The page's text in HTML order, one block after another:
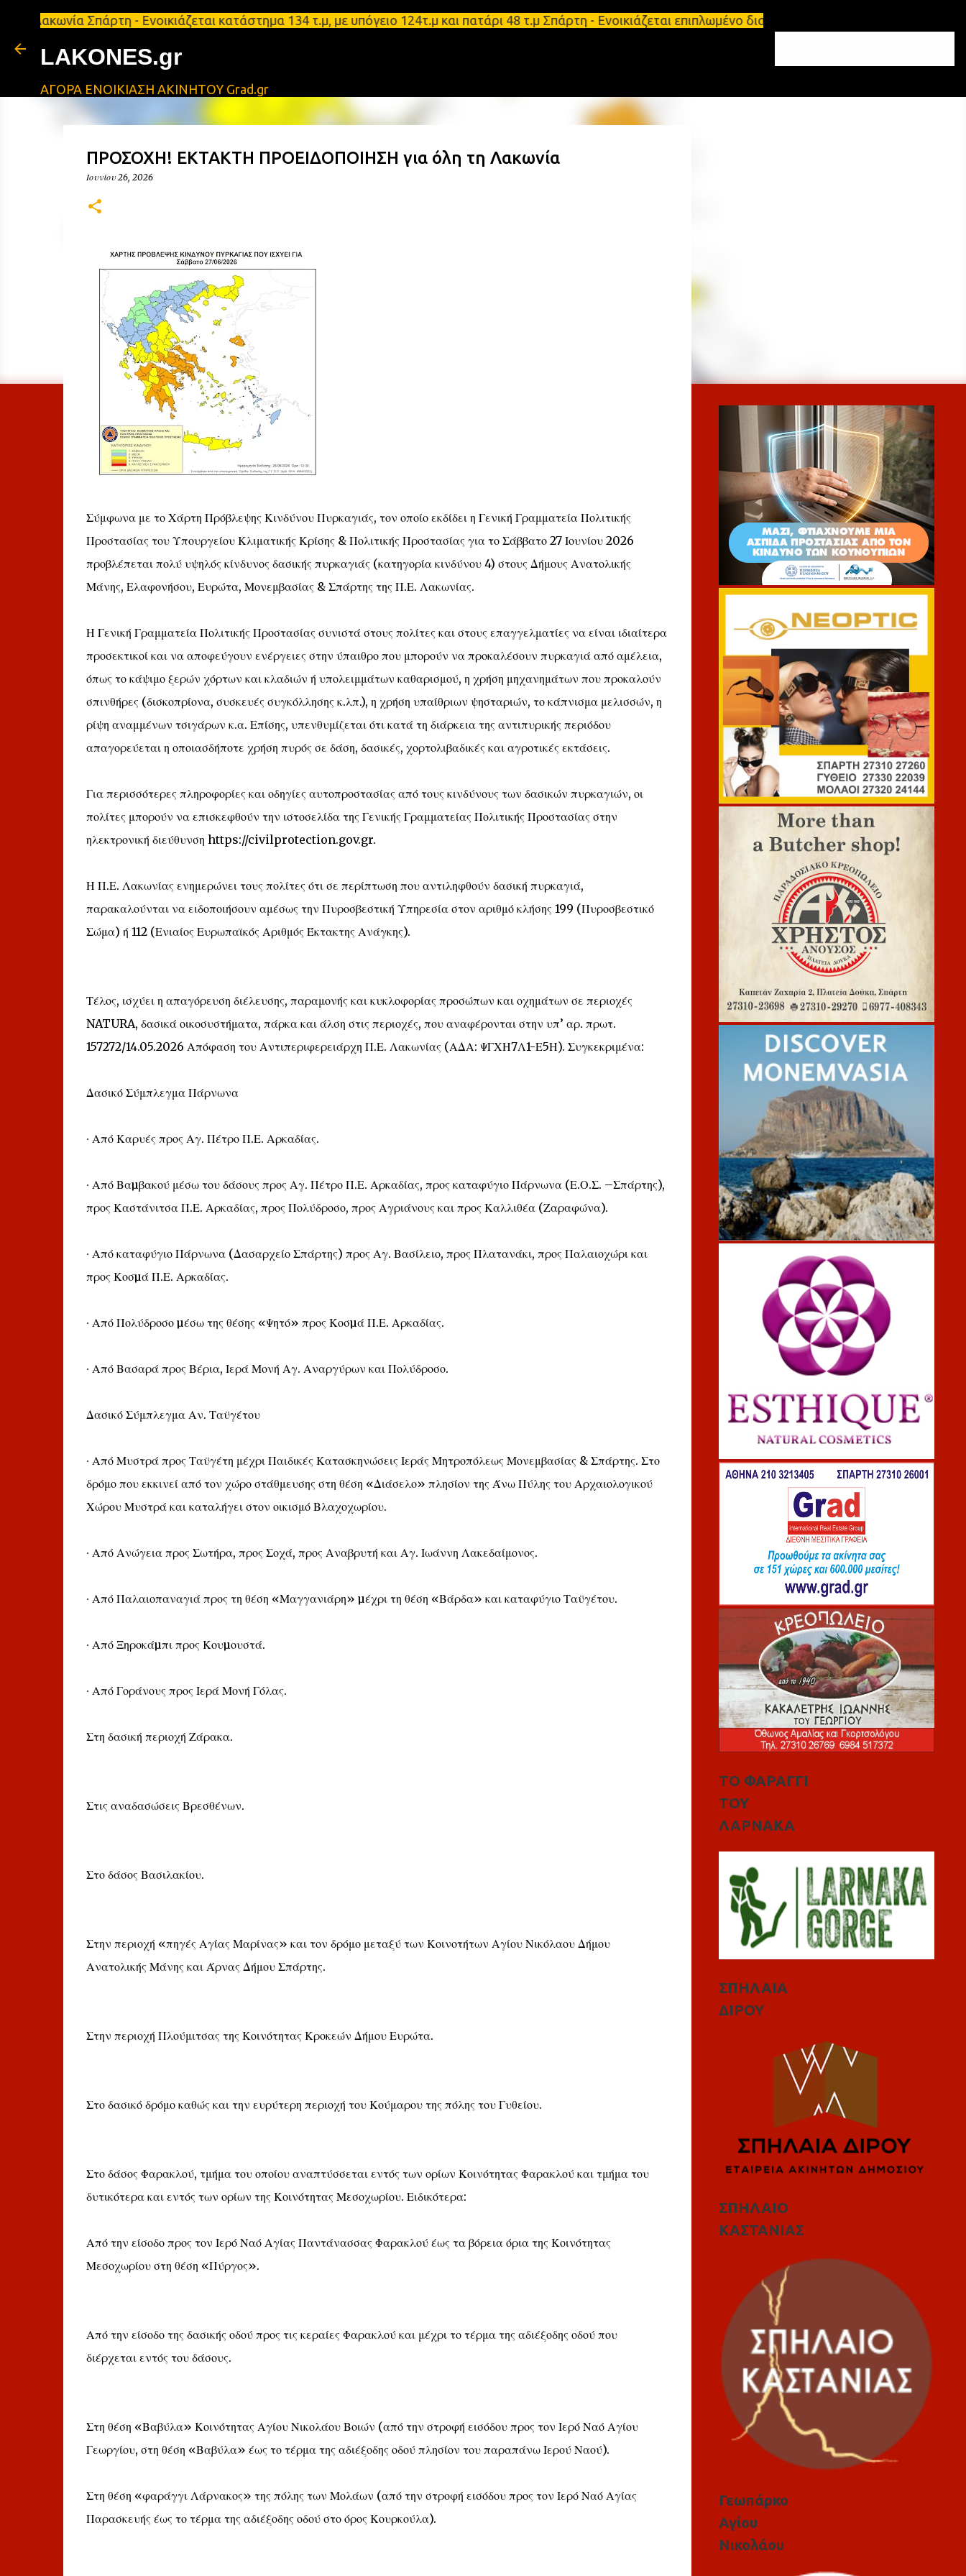
Μετάβαση στο κύριο περιεχόμενο
Σπάρτη - Ενοικιάζεται κατάστημα 134 τ.μ, με υπόγειο 124τ.μ και πατάρι 48 τ.μ Σπάρτη - Ενοικιάζεται επιπλωμένο διαμέρισμα 65τ.μ Σπάρτη -
LAKONES.gr
ΑΓΟΡΑ ΕΝΟΙΚΙΑΣΗ ΑΚΙΝΗΤΟΥ Grad.gr
ΠΡΟΣΟΧΗ! ΕΚΤΑΚΤΗ ΠΡΟΕΙΔΟΠΟΙΗΣΗ για όλη τη Λακωνία
Ιουνίου 26, 2026
Σύμφωνα με το Χάρτη Πρόβλεψης Κινδύνου Πυρκαγιάς, τον οποίο εκδίδει η Γενική Γραμματεία Πολιτικής
Προστασίας του Υπουργείου Κλιματικής Κρίσης & Πολιτικής Προστασίας για το Σάββατο 27 Ιουνίου 2026
προβλέπεται πολύ υψηλός κίνδυνος δασικής πυρκαγιάς (κατηγορία κινδύνου 4) στους Δήμους Ανατολικής
Μάνης, Ελαφονήσου, Ευρώτα, Μονεμβασίας & Σπάρτης της Π.Ε. Λακωνίας.
Η Γενική Γραμματεία Πολιτικής Προστασίας συνιστά στους πολίτες και στους επαγγελματίες να είναι ιδιαίτερα
προσεκτικοί και να αποφεύγουν ενέργειες στην ύπαιθρο που μπορούν να προκαλέσουν πυρκαγιά από αμέλεια,
όπως το κάψιμο ξερών χόρτων και κλαδιών ή υπολειμμάτων καθαρισμού, η χρήση μηχανημάτων που προκαλούν
σπινθήρες (δισκοπρίονα, συσκευές συγκόλλησης κ.λπ.), η χρήση υπαίθριων ψησταριών, το κάπνισμα μελισσών, η
ρίψη αναμμένων τσιγάρων κ.α. Επίσης, υπενθυμίζεται ότι κατά τη διάρκεια της αντιπυρικής περιόδου
απαγορεύεται η οποιασδήποτε χρήση πυρός σε δάση, δασικές, χορτολιβαδικές και αγροτικές εκτάσεις.
Για περισσότερες πληροφορίες και οδηγίες αυτοπροστασίας από τους κινδύνους των δασικών πυρκαγιών, οι
πολίτες μπορούν να επισκεφθούν την ιστοσελίδα της Γενικής Γραμματείας Πολιτικής Προστασίας στην
ηλεκτρονική διεύθυνση https://civilprotection.gov.gr.
Η Π.Ε. Λακωνίας ενημερώνει τους πολίτες ότι σε περίπτωση που αντιληφθούν δασική πυρκαγιά,
παρακαλούνται να ειδοποιήσουν αμέσως την Πυροσβεστική Υπηρεσία στον αριθμό κλήσης 199 (Πυροσβεστικό
Σώμα) ή 112 (Ενιαίος Ευρωπαϊκός Αριθμός Έκτακτης Ανάγκης).
Τέλος, ισχύει η απαγόρευση διέλευσης, παραμονής και κυκλοφορίας προσώπων και οχημάτων σε περιοχές
NATURA, δασικά οικοσυστήματα, πάρκα και άλση στις περιοχές, που αναφέρονται στην υπ’ αρ. πρωτ.
157272/14.05.2026 Απόφαση του Αντιπεριφερειάρχη Π.Ε. Λακωνίας (ΑΔΑ: ΨΓΧΗ7Λ1-Ε5Η). Συγκεκριμένα:
Δασικό Σύμπλεγμα Πάρνωνα
∙ Από Καρυές προς Αγ. Πέτρο Π.Ε. Αρκαδίας.
∙ Από Βαµβακού μέσω του δάσους προς Αγ. Πέτρο Π.Ε. Αρκαδίας, προς καταφύγιο Πάρνωνα (Ε.Ο.Σ. –Σπάρτης),
προς Καστάνιτσα Π.Ε. Αρκαδίας, προς Πολύδροσο, προς Αγριάνους και προς Καλλιθέα (Ζαραφώνα).
∙ Από καταφύγιο Πάρνωνα (Δασαρχείο Σπάρτης) προς Αγ. Βασίλειο, προς Πλατανάκι, προς Παλαιοχώρι και
προς Κοσµά Π.Ε. Αρκαδίας.
∙ Από Πολύδροσο µέσω της θέσης «Ψητό» προς Κοσµά Π.Ε. Αρκαδίας.
∙ Από Βασαρά προς Βέρια, Ιερά Μονή Αγ. Αναργύρων και Πολύδροσο.
Δασικό Σύμπλεγμα Αν. Ταϋγέτου
∙ Από Μυστρά προς Ταϋγέτη μέχρι Παιδικές Κατασκηνώσεις Ιεράς Μητροπόλεως Μονεμβασίας & Σπάρτης. Στο
δρόμο που εκκινεί από τον χώρο στάθμευσης στη θέση «Διάσελο» πλησίον της Άνω Πύλης του Αρχαιολογικού
Χώρου Μυστρά και καταλήγει στον οικισμό Βλαχοχωρίου.
∙ Από Ανώγεια προς Σωτήρα, προς Σοχά, προς Αναβρυτή και Αγ. Ιωάννη Λακεδαίμονος.
∙ Από Παλαιοπαναγιά προς τη θέση «Μαγγανιάρη» µέχρι τη θέση «Βάρδα» και καταφύγιο Ταϋγέτου.
∙ Από Ξηροκάµπι προς Κουµουστά.
∙ Από Γοράνους προς Ιερά Μονή Γόλας.
Στη δασική περιοχή Ζάρακα.
Στις αναδασώσεις Βρεσθένων.
Στο δάσος Βασιλακίου.
Στην περιοχή «πηγές Αγίας Μαρίνας» και τον δρόμο μεταξύ των Κοινοτήτων Αγίου Νικόλαου Δήμου
Ανατολικής Μάνης και Άρνας Δήμου Σπάρτης.
Στην περιοχή Πλούμιτσας της Κοινότητας Κροκεών Δήμου Ευρώτα.
Στο δασικό δρόμο καθώς και την ευρύτερη περιοχή του Κούμαρου της πόλης του Γυθείου.
Στο δάσος Φαρακλού, τμήμα του οποίου αναπτύσσεται εντός των ορίων Κοινότητας Φαρακλού και τμήμα του
δυτικότερα και εντός των ορίων της Κοινότητας Μεσοχωρίου. Ειδικότερα:
Από την είσοδο προς τον Ιερό Ναό Αγίας Παντάνασσας Φαρακλού έως τα βόρεια όρια της Κοινότητας
Μεσοχωρίου στη θέση «Πύργος».
Από την είσοδο της δασικής οδού προς τις κεραίες Φαρακλού και μέχρι το τέρμα της αδιέξοδης οδού που
διέρχεται εντός του δάσους.
Στη θέση «Βαβύλα» Κοινότητας Αγίου Νικολάου Βοιών (από την στροφή εισόδου προς τον Ιερό Ναό Αγίου
Γεωργίου, στη θέση «Βαβύλα» έως το τέρμα της αδιέξοδης οδού πλησίον του παραπάνω Ιερού Ναού).
Στη θέση «φαράγγι Λάρνακος» της πόλης των Μολάων (από την στροφή εισόδου προς τον Ιερό Ναό Αγίας
Παρασκευής έως το τέρμα της αδιέξοδης οδού στο όρος Κουρκούλα).
ΤΟ ΦΑΡΑΓΓΙ
ΤΟΥ
ΛΑΡΝΑΚΑ
ΣΠΗΛΑΙΑ
ΔΙΡΟΥ
ΣΠΗΛΑΙΟ
ΚΑΣΤΑΝΙΑΣ
Γεωπάρκο
Αγίου
Νικολάου